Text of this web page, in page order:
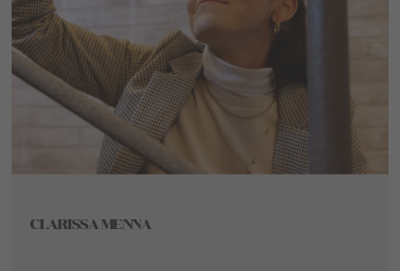
CLARISSA MENNA